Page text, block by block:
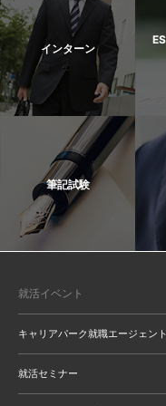
インターン
筆記試験
就活イベント
キャリアパーク就職エージェント
就活セミナー